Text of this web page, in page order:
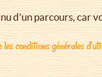
d'un parcours, car
les conditions générales